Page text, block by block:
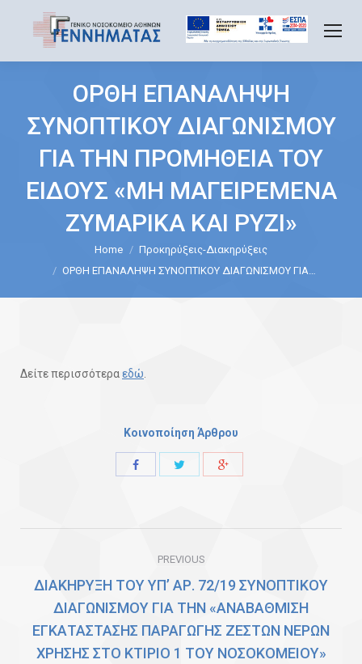
ΟΡΘΗ ΕΠΑΝΑΛΗΨΗ
ΣΥΝΟΠΤΙΚΟΥ ΔΙΑΓΩΝΙΣΜΟΥ
ΓΙΑ ΤΗΝ ΠΡΟΜΗΘΕΙΑ ΤΟΥ
ΕΙΔΟΥΣ «ΜΗ ΜΑΓΕΙΡΕΜΕΝΑ
ΖΥΜΑΡΙΚΑ ΚΑΙ ΡΥΖΙ»
Home
Προκηρύξεις-Διακηρύξεις
ΟΡΘΗ ΕΠΑΝΑΛΗΨΗ ΣΥΝΟΠΤΙΚΟΥ ΔΙΑΓΩΝΙΣΜΟΥ ΓΙΑ…
Δείτε περισσότεραεδώ
Κοινοποίηση Άρθρου
Share
PREVIOUS
ΔΙΑΚΗΡΥΞΗ ΤΟΥ ΥΠ’ ΑΡ. 72/19 ΣΥΝΟΠΤΙΚΟΥ
ΔΙΑΓΩΝΙΣΜΟΥ ΓΙΑ ΤΗΝ «ΑΝΑΒΑΘΜΙΣΗ
ΕΓΚΑΤΑΣΤΑΣΗΣ ΠΑΡΑΓΩΓΗΣ ΖΕΣΤΩΝ ΝΕΡΩΝ
ΧΡΗΣΗΣ ΣΤΟ ΚΤΙΡΙΟ 1 ΤΟΥ ΝΟΣΟΚΟΜΕΙΟΥ»